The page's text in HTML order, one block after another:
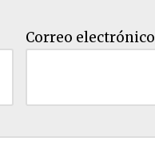
Correo electrónico